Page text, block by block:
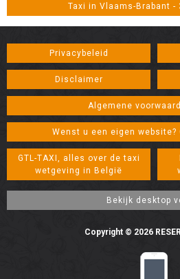
Taxi in Vlaams-Brabant -
Privacybeleid
Disclaimer
Algemene
Wenst u een eigen website?
GTL-TAXI, alles over de taxi
wetgeving in België
Copyright © 2026